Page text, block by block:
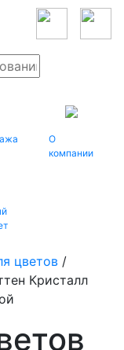
О
компании
цветов /
Кристалл